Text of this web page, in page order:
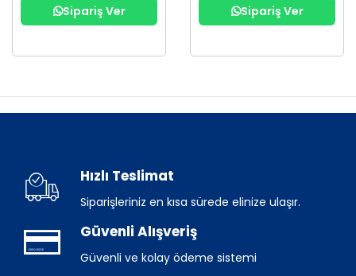
Sipariş Ver Sipariş Ver
Hızlı Teslimat
Siparişleriniz en kısa sürede elinize ulaşır.
Güvenli Alışveriş
Güvenli ve kolay ödeme sistemi